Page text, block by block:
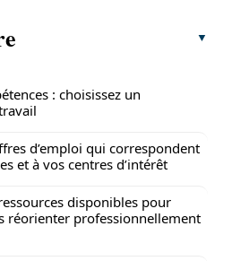
: choisissez un
d’emploi qui correspondent
et à vos centres d’intérêt
disponibles pour
réorienter professionnellement